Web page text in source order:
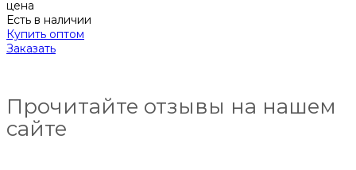
цена
Есть в наличии
Купить оптом
Заказать
Прочитайте отзывы на нашем
сайте